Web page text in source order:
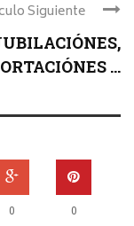
Siguiente
...
0 0